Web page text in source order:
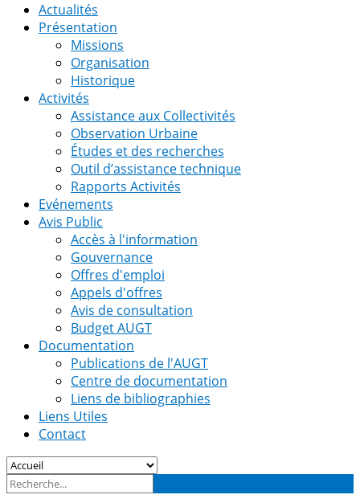
Actualités
Présentation
Missions
Organisation
Historique
Activités
Assistance aux Collectivités
Observation Urbaine
Études et des recherches
Outil d’assistance technique
Rapports Activités
Evénements
Avis Public
Accès à l'information
Gouvernance
Offres d'emploi
Appels d'offres
Avis de consultation
Budget AUGT
Documentation
Publications de l'AUGT
Centre de documentation
Liens de bibliographies
Liens Utiles
Contact